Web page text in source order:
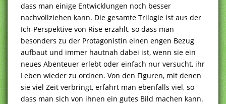
dass man einige Entwicklungen noch besser
nachvollziehen kann. Die gesamte Trilogie ist aus der
Ich-Perspektive von Rise erzählt, so dass man
besonders zu der Protagonistin einen engen Bezug
aufbaut und immer hautnah dabei ist, wenn sie ein
neues Abenteuer erlebt oder einfach nur versucht, ihr
Leben wieder zu ordnen. Von den Figuren, mit denen
sie viel Zeit verbringt, erfährt man ebenfalls viel, so
dass man sich von ihnen ein gutes Bild machen kann.